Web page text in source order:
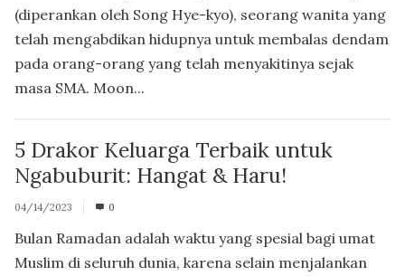
(diperankan oleh Song Hye-kyo), seorang wanita yang
telah mengabdikan hidupnya untuk membalas dendam
pada orang-orang yang telah menyakitinya sejak
masa SMA. Moon...
5 Drakor Keluarga Terbaik untuk
Ngabuburit: Hangat & Haru!
04/14/2023 0
Bulan Ramadan adalah waktu yang spesial bagi umat
Muslim di seluruh dunia, karena selain menjalankan